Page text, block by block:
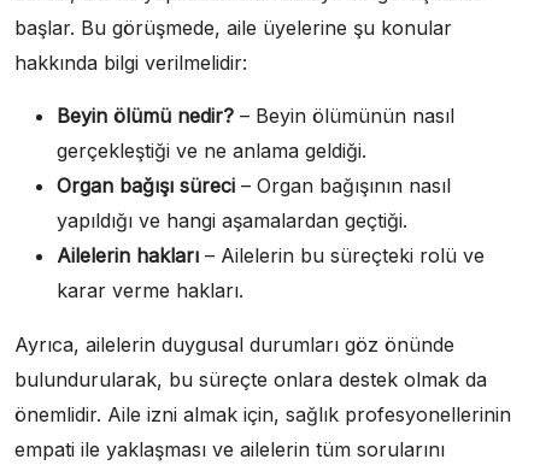
başlar. Bu görüşmede, aile üyelerine şu konular
hakkında bilgi verilmelidir:
Beyin ölümü nedir? – Beyin ölümünün nasıl
gerçekleştiği ve ne anlama geldiği.
Organ bağışı süreci – Organ bağışının nasıl
yapıldığı ve hangi aşamalardan geçtiği.
Ailelerin hakları – Ailelerin bu süreçteki rolü ve
karar verme hakları.
Ayrıca, ailelerin duygusal durumları göz önünde
bulundurularak, bu süreçte onlara destek olmak da
önemlidir. Aile izni almak için, sağlık profesyonellerinin
empati ile yaklaşması ve ailelerin tüm sorularını